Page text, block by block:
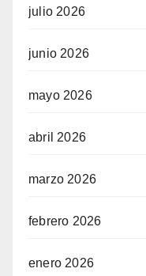
julio 2026
junio 2026
mayo 2026
abril 2026
marzo 2026
febrero 2026
enero 2026